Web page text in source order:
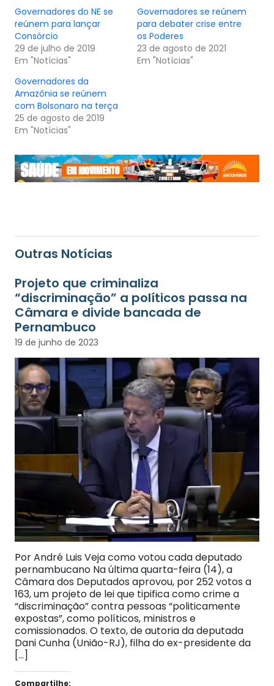
Governadores do NE se
reúnem para lançar
Consórcio
29 de julho de 2019
Em "Notícias"
Governadores se reúnem
para debater crise entre
os Poderes
23 de agosto de 2021
Em "Notícias"
Governadores da
Amazônia se reúnem
com Bolsonaro na terça
25 de agosto de 2019
Em "Notícias"
Outras Notícias
Projeto que criminaliza
“discriminação” a políticos passa na
Câmara e divide bancada de
Pernambuco
19 de junho de 2023
Por André Luis Veja como votou cada deputado
pernambucano Na última quarta-feira (14), a
Câmara dos Deputados aprovou, por 252 votos a
163, um projeto de lei que tipifica como crime a
“discriminação” contra pessoas “politicamente
expostas”, como políticos, ministros e
comissionados. O texto, de autoria da deputada
Dani Cunha (União-RJ), filha do ex-presidente da
[…]
Compartilhe: